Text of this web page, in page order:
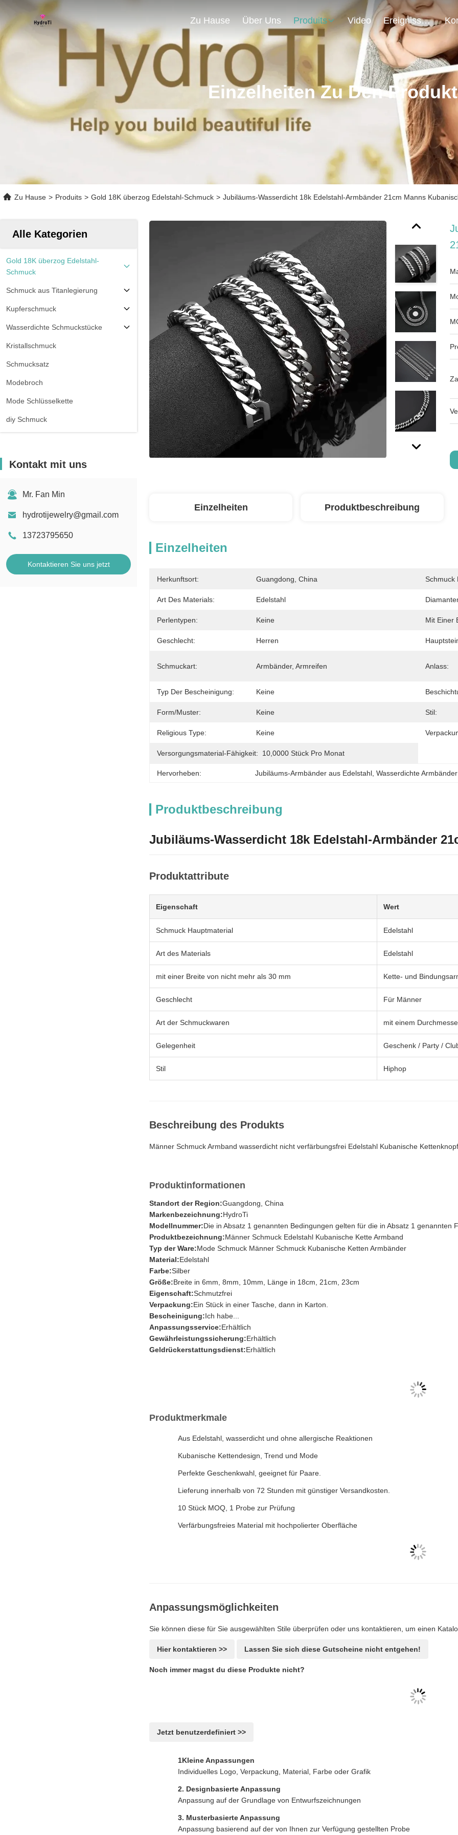
Zu Hause Über Uns Produits Video Ereignisse
Einzelheiten Zu Den
Zu Hause > Produits > Gold 18K überzog Edelstahl-Schmuck > Jubiläums-Wasserdicht 18k Edelstahl-Armbänder 21cm Manns
Alle Kategorien
Gold 18K überzog Edelstahl-
Schmuck
Schmuck aus Titanlegierung
Kupferschmuck
Wasserdichte Schmuckstücke
Kristallschmuck
Schmucksatz
Modebroch
Mode Schlüsselkette
diy Schmuck
Kontakt mit uns
Mr. Fan Min
hydrotijewelry@gmail.com
13723795650
Kontaktieren Sie uns jetzt
Einzelheiten Produktbeschreibung
Einzelheiten
Herkunftsort: Guangdong, China Schmuck
Art Des Materials: Edelstahl
Perlentypen: Keine Mit Einer
Geschlecht: Herren
Schmuckart: Armbänder, Armreifen Anlass:
Typ Der Bescheinigung: Keine
Form/Muster: Keine Stil:
Religious Type: Keine
Versorgungsmaterial-Fähigkeit: 10,0000 Stück Pro Monat
Hervorheben: Jubiläums-Armbänder aus Edelstahl Wasserdichte
Produktbeschreibung
Jubiläums-Wasserdicht 18k Edelstahl-Armbänder
Produktattribute
Eigenschaft Wert
Schmuck Hauptmaterial Edelstahl
Art des Materials Edelstahl
mit einer Breite von nicht mehr als 30 mm Kette- und
Geschlecht Für Männer
Art der Schmuckwaren mit einem
Gelegenheit Geschenk / Party /
Stil Hiphop
Beschreibung des Produkts
Männer Schmuck Armband wasserdicht nicht verfärbungsfrei Edelstahl Kubanische
Produktinformationen
Standort der Region:Guangdong, China
Markenbezeichnung:HydroTi
Modellnummer:Die in Absatz 1 genannten Bedingungen gelten für die in Absatz 1 genannten
Produktbezeichnung:Männer Schmuck Edelstahl Kubanische Kette Armband
Typ der Ware:Mode Schmuck Männer Schmuck Kubanische Ketten Armbänder
Material:Edelstahl
Farbe:Silber
Größe:Breite in 6mm, 8mm, 10mm, Länge in 18cm, 21cm, 23cm
Eigenschaft:Schmutzfrei
Verpackung:Ein Stück in einer Tasche, dann in Karton.
Bescheinigung:Ich habe...
Anpassungsservice:Erhältlich
Gewährleistungssicherung:Erhältlich
Geldrückerstattungsdienst:Erhältlich
Produktmerkmale
Aus Edelstahl, wasserdicht und ohne allergische Reaktionen
Kubanische Kettendesign, Trend und Mode
Perfekte Geschenkwahl, geeignet für Paare.
Lieferung innerhalb von 72 Stunden mit günstiger Versandkosten.
10 Stück MOQ, 1 Probe zur Prüfung
Verfärbungsfreies Material mit hochpolierter Oberfläche
Anpassungsmöglichkeiten
Sie können diese für Sie ausgewählten Stile überprüfen oder uns kontaktieren, um einen
Hier kontaktieren >> Lassen Sie sich diese Gutscheine nicht entgehen!
Noch immer magst du diese Produkte nicht?
Jetzt benutzerdefiniert >>
1Kleine Anpassungen
Individuelles Logo, Verpackung, Material, Farbe oder Grafik
2. Designbasierte Anpassung
Anpassung auf der Grundlage von Entwurfszeichnungen
3. Musterbasierte Anpassung
Anpassung basierend auf der von Ihnen zur Verfügung gestellten Probe